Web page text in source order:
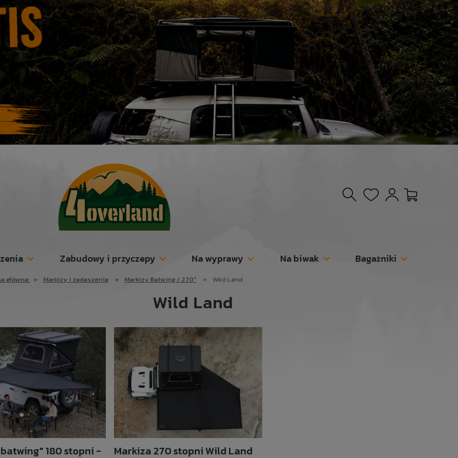
Zabudowy i przyczepy Na wyprawy Na biwak Bagażniki
główna: » Markizy i zadaszenia » Markizy Batwing / 270° » Wild Land
Wild Land
180 stopni -
Markiza 270 stopni Wild Land